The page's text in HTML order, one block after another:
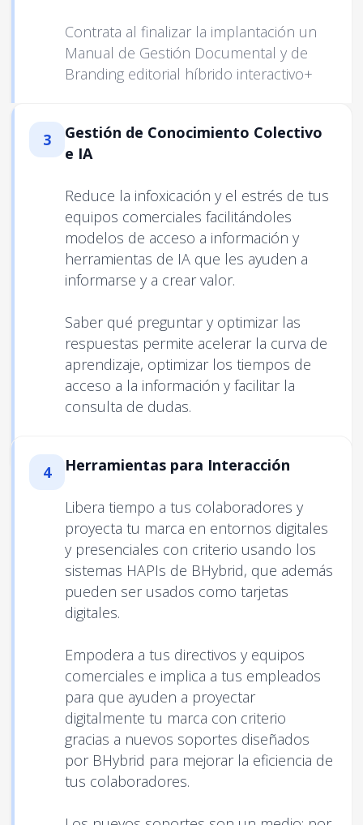
Contrata al finalizar la implantación un
Manual de Gestión Documental y de
Branding editorial híbrido interactivo+
3
Gestión de Conocimiento Colectivo
e IA
Reduce la infoxicación y el estrés de tus
equipos comerciales facilitándoles
modelos de acceso a información y
herramientas de IA que les ayuden a
informarse y a crear valor.
Saber qué preguntar y optimizar las
respuestas permite acelerar la curva de
aprendizaje, optimizar los tiempos de
acceso a la información y facilitar la
consulta de dudas.
4 Herramientas para Interacción
Libera tiempo a tus colaboradores y
proyecta tu marca en entornos digitales
y presenciales con criterio usando los
sistemas HAPIs de BHybrid, que además
pueden ser usados como tarjetas
digitales.
Empodera a tus directivos y equipos
comerciales e implica a tus empleados
para que ayuden a proyectar
digitalmente tu marca con criterio
gracias a nuevos soportes diseñados
por BHybrid para mejorar la eficiencia de
tus colaboradores.